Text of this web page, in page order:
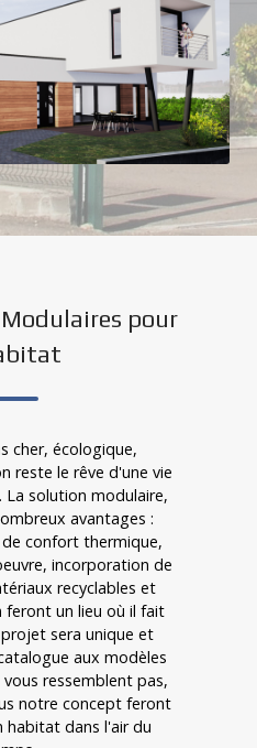
pour
cher, écologique,
reste le rêve d'une vie
La solution modulaire,
avantages :
confort thermique,
incorporation de
recyclables et
feront un lieu où il fait
sera unique et
aux modèles
ressemblent pas,
notre concept feront
dans l'air du